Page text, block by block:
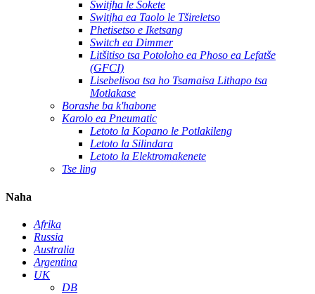
Switjha le Sokete
Switjha ea Taolo le Tšireletso
Phetisetso e Iketsang
Switch ea Dimmer
Litšitiso tsa Potoloho ea Phoso ea Lefatše
(GFCI)
Lisebelisoa tsa ho Tsamaisa Lithapo tsa
Motlakase
Borashe ba k'habone
Karolo ea Pneumatic
Letoto la Kopano le Potlakileng
Letoto la Silindara
Letoto la Elektromakenete
Tse ling
Naha
Afrika
Russia
Australia
Argentina
UK
DB